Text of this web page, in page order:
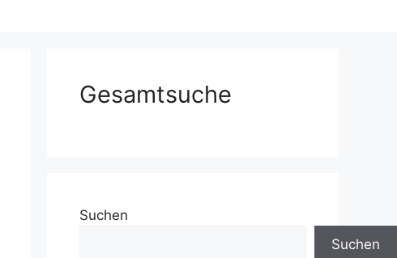
Gesamtsuche
Suchen
Suchen